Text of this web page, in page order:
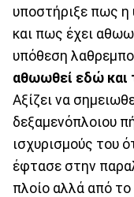
υποστήριξε πως η
και πως έχει
υπόθεση
αθωωθεί εδώ και
Αξίζει να
δεξαμενόπλοιου
ισχυρισμούς του
έφτασε στην
πλοίο αλλά από